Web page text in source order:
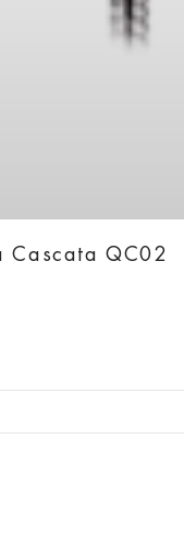
Cascata QC02